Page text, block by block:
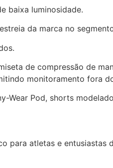
baixa luminosidade.
da marca no
de compressão de
monitoramento fora
Pod, shorts
para atletas e entusiastas